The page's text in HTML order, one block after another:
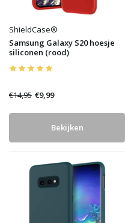
ShieldCase®
Samsung Galaxy S20 hoesje
siliconen (rood)
€14,95 €9,99
Bekijken